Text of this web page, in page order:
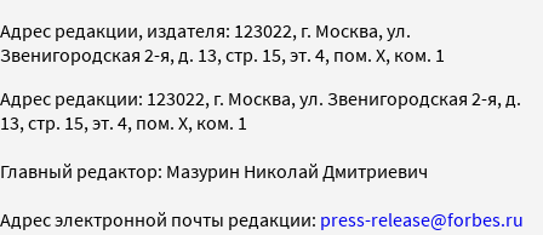
Адрес редакции, издателя: 123022, г. Москва, ул.
Звенигородская 2-я, д. 13, стр. 15, эт. 4, пом. X, ком. 1
Адрес редакции: 123022, г. Москва, ул. Звенигородская 2-я, д.
13, стр. 15, эт. 4, пом. X, ком. 1
Главный редактор: Мазурин Николай Дмитриевич
Адрес электронной почты редакции: press-release@forbes.ru